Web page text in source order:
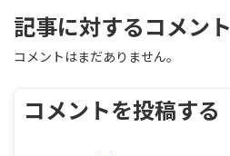
記事に対するコメント
コメントはまだありません。
コメントを投稿する